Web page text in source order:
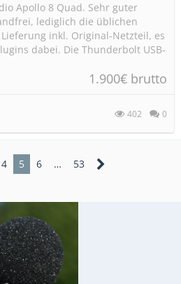
Apollo 8 Quad. Sehr guter
lediglich die üblichen
inkl. Original-Netzteil, es
dabei. Die Thunderbolt USB-
1.900€ brutto
402 0
4 5 6 … 53